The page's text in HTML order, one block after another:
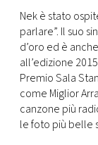
TV
DI
MONACO
RMC
Nek è stato
parlare”. Il suo
d’oro ed è
all’edizione
Premio Sala
come Miglior
canzone più
le foto più belle